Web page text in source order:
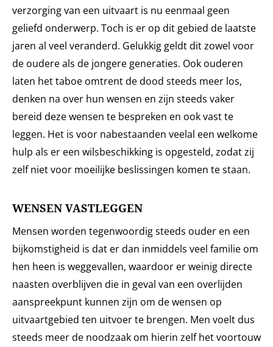
verzorging van een uitvaart is nu eenmaal geen
geliefd onderwerp. Toch is er op dit gebied de laatste
jaren al veel veranderd. Gelukkig geldt dit zowel voor
de oudere als de jongere generaties. Ook ouderen
laten het taboe omtrent de dood steeds meer los,
denken na over hun wensen en zijn steeds vaker
bereid deze wensen te bespreken en ook vast te
leggen. Het is voor nabestaanden veelal een welkome
hulp als er een wilsbeschikking is opgesteld, zodat zij
zelf niet voor moeilijke beslissingen komen te staan.
WENSEN VASTLEGGEN
Mensen worden tegenwoordig steeds ouder en een
bijkomstigheid is dat er dan inmiddels veel familie om
hen heen is weggevallen, waardoor er weinig directe
naasten overblijven die in geval van een overlijden
aanspreekpunt kunnen zijn om de wensen op
uitvaartgebied ten uitvoer te brengen. Men voelt dus
steeds meer de noodzaak om hierin zelf het voortouw